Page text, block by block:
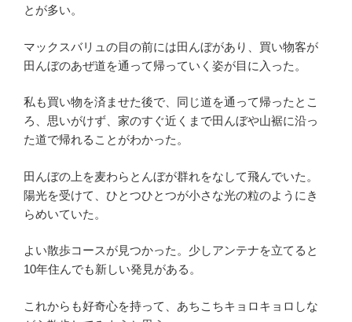
とが多い。
マックスバリュの目の前には田んぼがあり、買い物客が
田んぼのあぜ道を通って帰っていく姿が目に入った。
私も買い物を済ませた後で、同じ道を通って帰ったとこ
ろ、思いがけず、家のすぐ近くまで田んぼや山裾に沿っ
た道で帰れることがわかった。
田んぼの上を麦わらとんぼが群れをなして飛んでいた。
陽光を受けて、ひとつひとつが小さな光の粒のようにき
らめいていた。
よい散歩コースが見つかった。少しアンテナを立てると
10年住んでも新しい発見がある。
これからも好奇心を持って、あちこちキョロキョロしな